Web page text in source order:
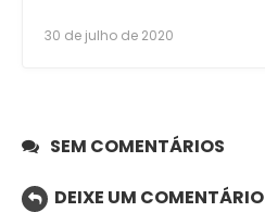
30 de julho de 2020
SEM COMENTÁRIOS
DEIXE UM COMENTÁRIO